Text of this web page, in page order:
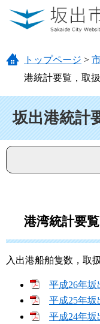
ページの先頭です。
メニューを飛ばして本
トップページ >
港統計要覧，取
坂出港統計
港湾統計要覧
入出港船舶隻数，取
平成26年
平成25年
平成24年